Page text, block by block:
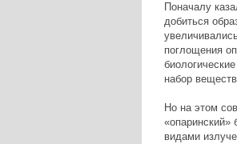
Поначалу
добиться
поглощения
набор
Но на этом
видами